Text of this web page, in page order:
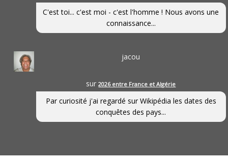
C'est toi... c'est moi - c'est l'homme ! Nous avons une
connaissance...
jacou
sur2026 entre France et Algérie
Par curiosité j'ai regardé sur Wikipédia les dates des
conquêtes des pays...